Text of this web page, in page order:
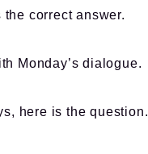
correct answer.
Monday’s dialogue.
here is the question.